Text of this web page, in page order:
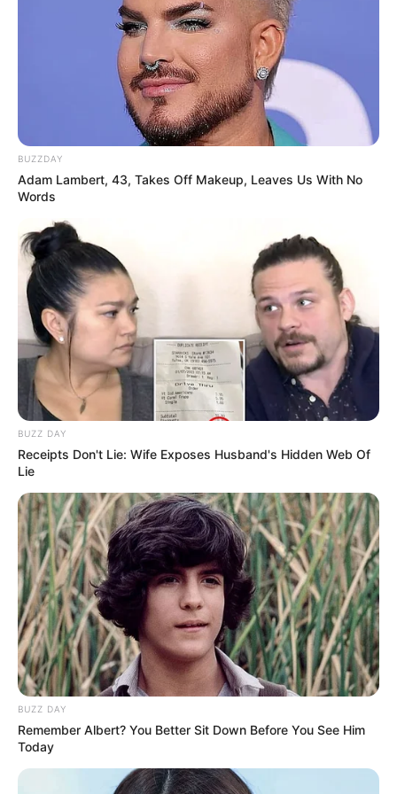
‘વિદ્યાર્થીઓને મારવાનો આદેશ કોણે આપ્યો, પેલેટ
ગનનો ઉપયોગ કરવાની મંજુરી કોણે આપી? રાહુલ
ગાંધીએ અમિત શાહને પત્ર લખ્યો
2 weeks ago
કેનેડામાં કાર અકસ્માતમાં અમદાવાદના કોમ્પ્યુટર
એન્જિનિયરનું મોત
મોદીએ રાતે 12 વાગ્યે વીડિયો મેસેજ જાહેર કરીને
કહ્યું, પેપર લીક પર કડક નિર્ણય લેવાશે
2 weeks ago
Categories
Gujarat 3,834
India
News
Astrology 521
International 475
health 463
Ajab Gajab 359
Politics 322
Bollywood 239
Crime 189
Vadodara 117
Money
61
BUZZDAY
Adam Lambert, 43, Takes Off Makeup, Leaves Us With No
Words
BUZZ DAY
Receipts Don't Lie: Wife Exposes Husband's Hidden Web Of
Lie
BUZZ DAY
Remember Albert? You Better Sit Down Before You See Him
Today